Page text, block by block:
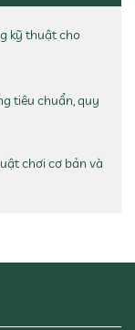
kỹ thuật cho
tiêu chuẩn, quy
chơi cơ bản và